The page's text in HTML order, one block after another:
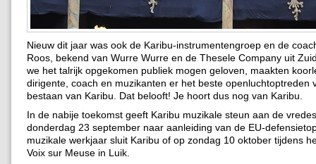
Nieuw dit jaar was ook de Karibu-instrumentengroep en de
Roos, bekend van Wurre Wurre en de Thesele Company uit
we het talrijk opgekomen publiek mogen geloven, maakten
dirigente, coach en muzikanten er het beste openluchtoptreden
bestaan van Karibu. Dat belooft! Je hoort dus nog van Karibu.
In de nabije toekomst geeft Karibu muzikale steun aan de
donderdag 23 september naar aanleiding van de EU-
muzikale werkjaar sluit Karibu of op zondag 10 oktober tijdens
Voix sur Meuse in Luik.